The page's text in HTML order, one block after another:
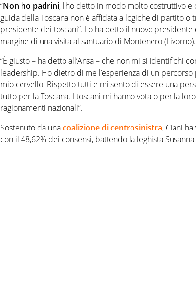
“Non ho padrini, l’ho detto in modo molto costruttivo
guida della Toscana non è affidata a logiche di partito o
presidente dei toscani”. Lo ha detto il nuovo presidente
margine di una visita al santuario di Montenero (Livorno).
“È giusto – ha detto all’Ansa – che non mi si identifichi
leadership. Ho dietro di me l’esperienza di un
mio cervello. Rispetto tutti e mi sento di essere una
tutto per la Toscana. I toscani mi hanno votato per la
ragionamenti nazionali”.
Sostenuto da unacoalizione di centrosinistra, Ciani
con il 48,62% dei consensi, battendo la leghista